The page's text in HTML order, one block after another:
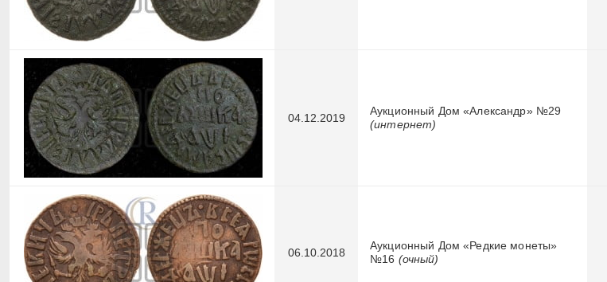
04.12.2019
Аукционный Дом «Александр» №29
(интернет)
06.10.2018
Аукционный Дом «Редкие монеты»
№16 (очный)